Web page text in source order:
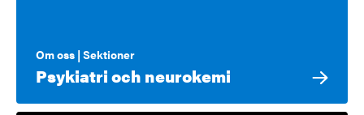
Om oss | Sektioner
Psykiatri och neurokemi